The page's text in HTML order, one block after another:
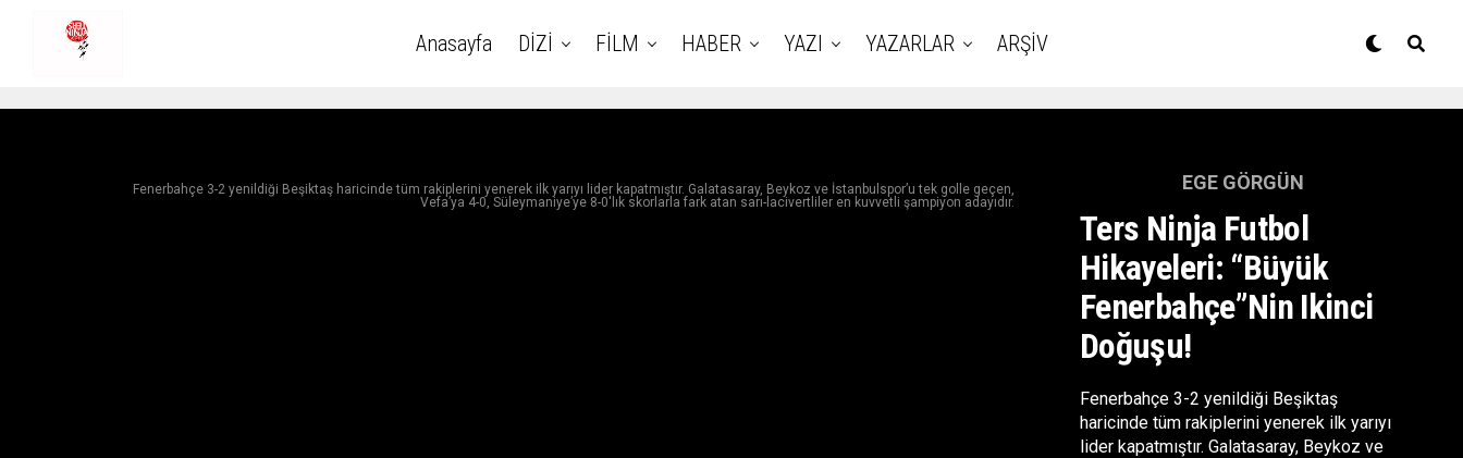
Anasayfa DİZİ FİLM HABER YAZI YAZARLAR ARŞİV
Fenerbahçe 3-2 yenildiği Beşiktaş haricinde tüm rakiplerini yenerek ilk yarıyı lider kapatmıştır. Galatasaray, Beykoz ve İstanbulspor’u tek golle geçen,
Vefa’ya 4-0, Süleymaniye’ye 8-0'lık skorlarla fark atan sarı-lacivertliler en kuvvetli şampiyon adayıdır.
EGE GÖRGÜN
Ters Ninja Futbol
Hikayeleri: “Büyük
Fenerbahçe”nin Ikinci
Doğuşu!
Fenerbahçe 3-2 yenildiği Beşiktaş
haricinde tüm rakiplerini yenerek ilk yarıyı
lider kapatmıştır. Galatasaray, Beykoz ve